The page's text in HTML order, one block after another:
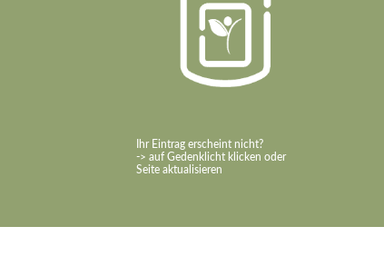
Ihr Eintrag erscheint nicht?
-> auf Gedenklicht klicken oder
Seite aktualisieren